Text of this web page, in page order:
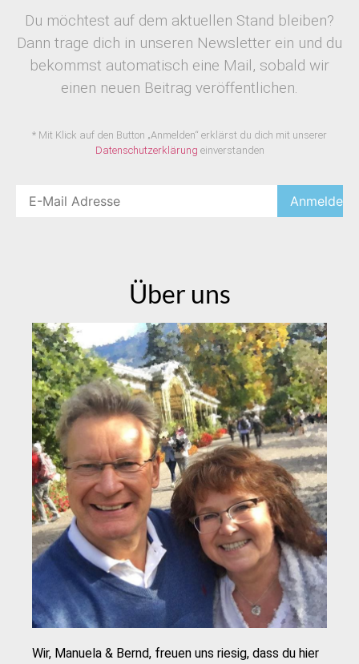
Du möchtest auf dem aktuellen Stand bleiben?
Dann trage dich in unseren Newsletter ein und du
bekommst automatisch eine Mail, sobald wir
einen neuen Beitrag veröffentlichen.
* Mit Klick auf den Button „Anmelden“ erklärst du dich mit unserer
Datenschutzerklärung einverstanden
Über uns
Wir, Manuela & Bernd, freuen uns riesig, dass du hier